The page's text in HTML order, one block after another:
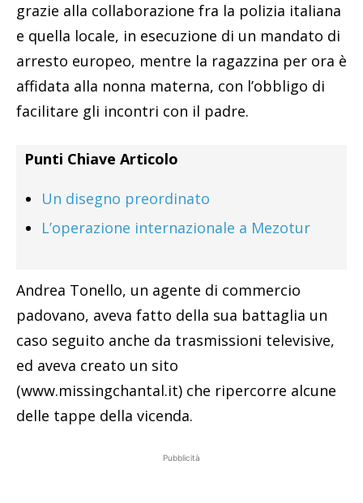
grazie alla collaborazione fra la polizia italiana
e quella locale, in esecuzione di un mandato di
arresto europeo, mentre la ragazzina per ora è
affidata alla nonna materna, con l’obbligo di
facilitare gli incontri con il padre.
Punti Chiave Articolo
Un disegno preordinato
L’operazione internazionale a Mezotur
Andrea Tonello, un agente di commercio
padovano, aveva fatto della sua battaglia un
caso seguito anche da trasmissioni televisive,
ed aveva creato un sito
(www.missingchantal.it) che ripercorre alcune
delle tappe della vicenda.
Pubblicità